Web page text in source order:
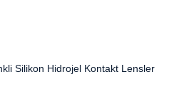
Silikon Hidrojel Kontakt Lensler